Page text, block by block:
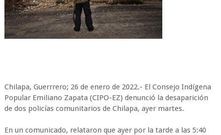
Chilapa, Guerrrero; 26 de enero de 2022.- El Consejo Indígena
Popular Emiliano Zapata (CIPO-EZ) denunció la desaparición
de dos policías comunitarios de Chilapa, ayer martes.
En un comunicado, relataron que ayer por la tarde a las 5:40